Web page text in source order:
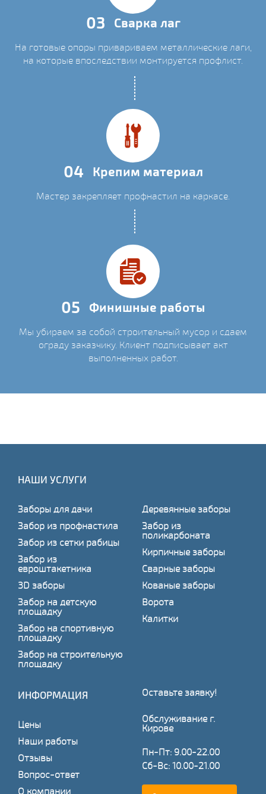
03 Сварка лаг
На готовые опоры привариваем металлические лаги,
на которые впоследствии монтируется профлист.
04 Крепим материал
Мастер закрепляет профнастил на каркасе.
05 Финишные работы
Мы убираем за собой строительный мусор и сдаем
ограду заказчику. Клиент подписывает акт
выполненных работ.
НАШИ УСЛУГИ
Заборы для дачи
Забор из профнастила
Забор из сетки рабицы
Забор из
евроштакетника
3D заборы
Забор на детскую
площадку
Забор на спортивную
площадку
Забор на строительную
площадку
Деревянные заборы
Забор из
поликарбоната
Кирпичные заборы
Сварные заборы
Кованые заборы
Ворота
Калитки
ИНФОРМАЦИЯ
Цены
Наши работы
Отзывы
Вопрос-ответ
Оставьте заявку!
Обслуживание г.
Кирове
Пн-Пт: 9.00-22.00
Сб-Вс: 10.00-21.00